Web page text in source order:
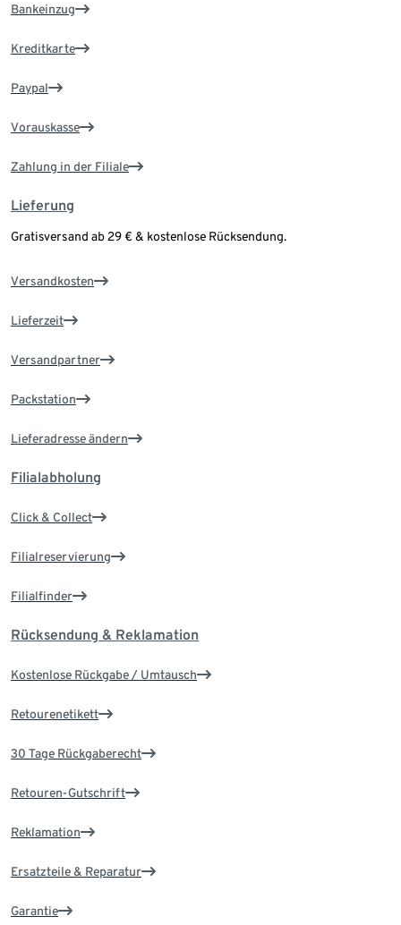
Bankeinzug
Kreditkarte
Paypal
Vorauskasse
Zahlung in der Filiale
Lieferung
Gratisversand ab 29 € & kostenlose Rücksendung.
Versandkosten
Lieferzeit
Versandpartner
Packstation
Lieferadresse ändern
Filialabholung
Click & Collect
Filialreservierung
Filialfinder
Rücksendung & Reklamation
Kostenlose Rückgabe / Umtausch
Retourenetikett
30 Tage Rückgaberecht
Retouren-Gutschrift
Reklamation
Ersatzteile & Reparatur
Garantie